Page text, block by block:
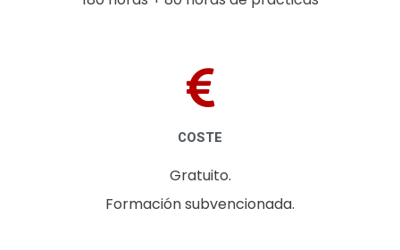
COSTE
Gratuito.
Formación subvencionada.